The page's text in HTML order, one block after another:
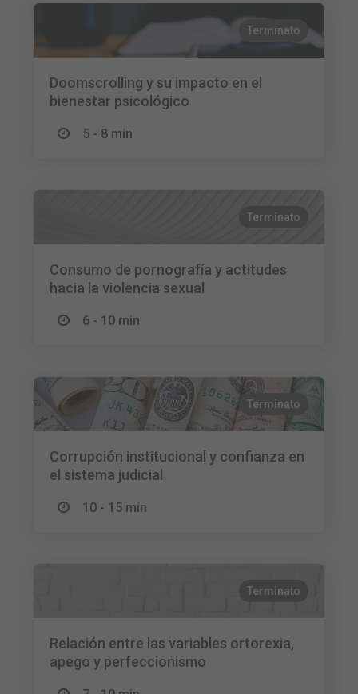
Terminato
Doomscrolling y su impacto en el
bienestar psicológico
5 - 8 min
Terminato
Consumo de pornografía y actitudes
hacia la violencia sexual
6 - 10 min
Terminato
Corrupción institucional y confianza en
el sistema judicial
10 - 15 min
Terminato
Relación entre las variables ortorexia,
apego y perfeccionismo